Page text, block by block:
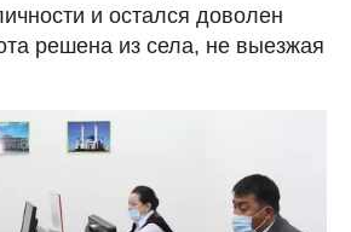
и остался доволен
решена из села, не выезжая